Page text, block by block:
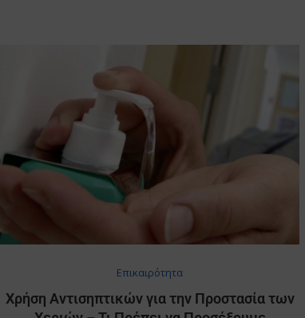
Επικαιρότητα
Χρήση Αντισηπτικών για την Προστασία των